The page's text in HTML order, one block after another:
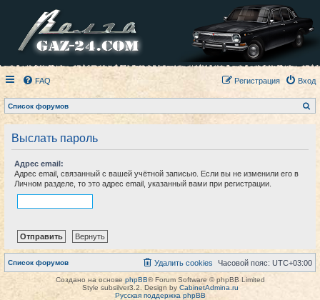
FAQ Вход
Регистрация
Список форумов
о
Выслать пароль
Адрес email:
Адрес email, связанный с вашей учётной записью. Если вы не изменили его в
Личном разделе, то это адрес email, указанный вами при регистрации.
Список форумов Часовой пояс: UTC+03:00
Удалить cookies
Создано на основе phpBB® Forum Software © phpBB Limited
Style subsilver3.2. Design by CabinetAdmina.ru
Русская поддержка phpBB